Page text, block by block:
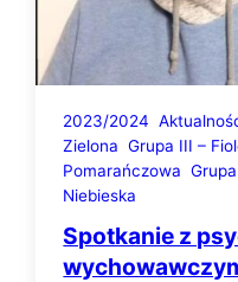
2023/2024
Zielona Grupa III –
Pomarańczowa
Niebieska
Spotkanie z